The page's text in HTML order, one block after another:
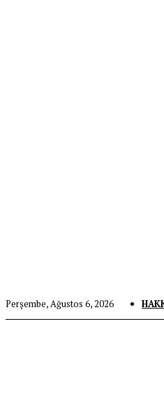
Perşembe, Ağustos 6, 2026